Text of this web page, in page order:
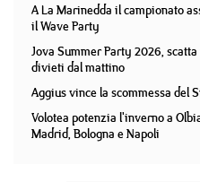
A La Marinedda il campionato
il Wave Party
Jova Summer Party 2026,
divieti dal mattino
Aggius vince la scommessa del
Volotea potenzia l'inverno a
Madrid, Bologna e Napoli